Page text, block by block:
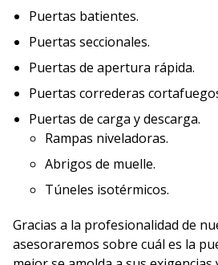
Puertas batientes.
Puertas seccionales.
Puertas de apertura rápida.
Puertas correderas
Puertas de carga y descarga.
Rampas niveladoras.
Abrigos de muelle.
Túneles isotérmicos.
Gracias a la profesionalidad de
asesoraremos sobre cuál es la